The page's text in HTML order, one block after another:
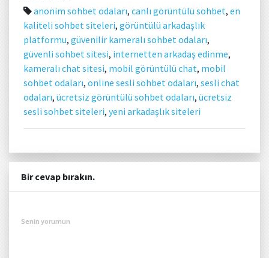
anonim sohbet odaları, canlı görüntülü sohbet, en
kaliteli sohbet siteleri, görüntülü arkadaşlık
platformu, güvenilir kameralı sohbet odaları,
güvenli sohbet sitesi, internetten arkadaş edinme,
kameralı chat sitesi, mobil görüntülü chat, mobil
sohbet odaları, online sesli sohbet odaları, sesli chat
odaları, ücretsiz görüntülü sohbet odaları, ücretsiz
sesli sohbet siteleri, yeni arkadaşlık siteleri
Bir cevap bırakın.
Senin yorumun